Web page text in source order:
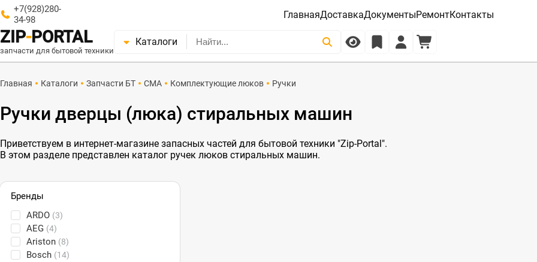
+7(928)280-
34-98
ГлавнаяДоставкаДокументыРемонтКонтакты
ZIP-PORTAL
запчасти для бытовой техники
Каталоги
Главная Каталоги Запчасти БТ СМА Комплектующие люков Ручки
Ручки дверцы (люка) стиральных машин
Приветствуем в интернет-магазине запасных частей для бытовой техники "Zip-Portal".
В этом разделе представлен каталог ручек люков стиральных машин.
Бренды
ARDO (3)
AEG (4)
Ariston (8)
Bosch (14)